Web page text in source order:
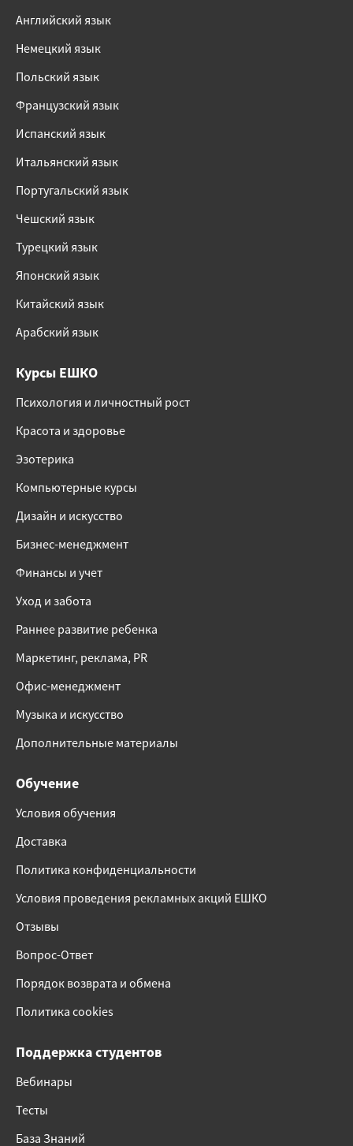
Английский язык
Немецкий язык
Польский язык
Французский язык
Испанский язык
Итальянский язык
Португальский язык
Чешский язык
Турецкий язык
Японский язык
Китайский язык
Арабский язык
Курсы ЕШКО
Психология и личностный рост
Красота и здоровье
Эзотерика
Компьютерные курсы
Дизайн и искусство
Бизнес-менеджмент
Финансы и учет
Уход и забота
Раннее развитие ребенка
Маркетинг, реклама, PR
Офис-менеджмент
Музыка и искусство
Дополнительные материалы
Обучение
Условия обучения
Доставка
Политика конфиденциальности
Условия проведения рекламных акций ЕШКО
Отзывы
Вопрос-Ответ
Порядок возврата и обмена
Политика cookies
Поддержка студентов
Вебинары
Тесты
База Знаний